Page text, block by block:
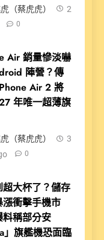
（蔡虎虎）
2
0
Air 銷量慘淡嚇
陣營？傳
Air 2 將
年唯一超薄旗
（蔡虎虎）
3
0
超大杯了？儲存
漲衝擊手機市
料稱部分安
」旗艦機恐面臨